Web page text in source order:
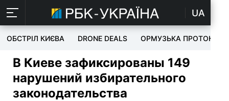
UA
ОБСТРІЛ КИЄВА DRONE DEALS ОРМУЗЬКА ПРОТОКА
В Киеве зафиксированы 149
нарушений избирательного
законодательства